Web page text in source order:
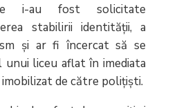
i-au fost solicitate
stabilirii identității, a
și ar fi încercat să se
liceu aflat în imediata
de către polițiști.